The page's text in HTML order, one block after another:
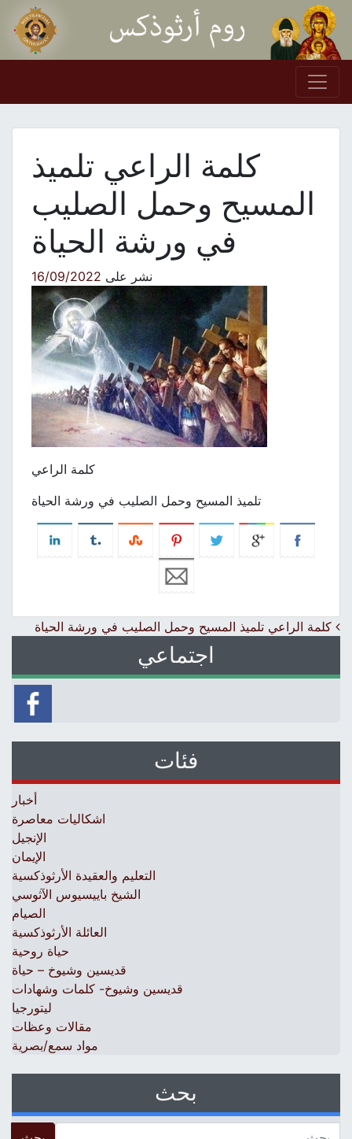
Skip to content
Main Navigation
كلمة الراعي تلميذ
المسيح وحمل الصليب
في ورشة الحياة
نشر على16/09/2022
كلمة الراعي
تلميذ المسيح وحمل الصليب في ورشة الحياة
Post navigation
كلمة الراعي تلميذ المسيح وحمل الصليب في ورشة الحياة
اجتماعي
فئات
أخبار
اشكاليات معاصرة
الإنجيل
الإيمان
التعليم والعقيدة الأرثوذكسية
الشيخ باييسيوس الآثوسي
الصيام
العائلة الأرثوذكسية
حياة روحية
قديسين وشيوخ – حياة
قديسين وشيوخ- كلمات وشهادات
ليتورجيا
مقالات وعظات
مواد سمع/بصرية
بحث